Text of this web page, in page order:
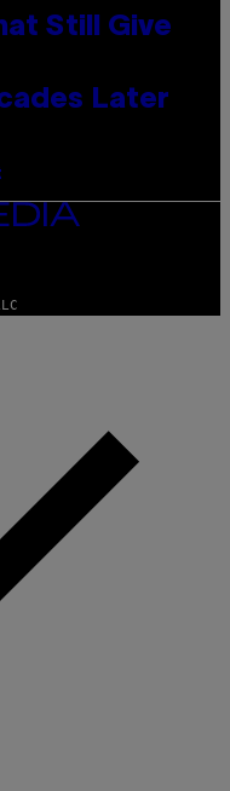
Still Give
Later